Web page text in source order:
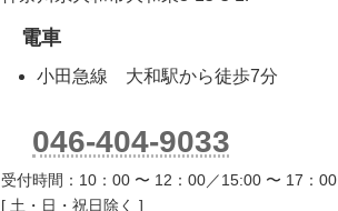
電車
小田急線 大和駅から徒歩7分
046-404-9033
受付時間：10：00 〜 12：00／15:00 〜 17：00
[ 土・日・祝日除く ]